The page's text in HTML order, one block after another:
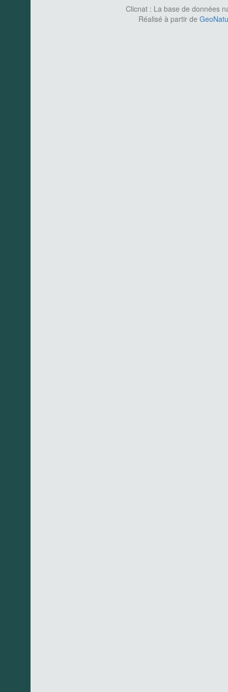
Clicnat : La base de données
Réalisé à partir de